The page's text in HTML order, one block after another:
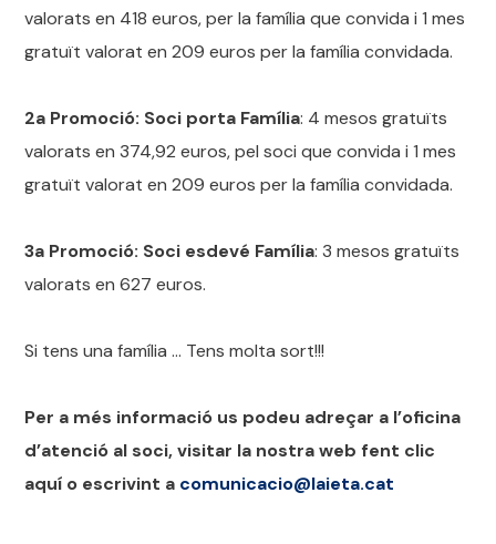
valorats en 418 euros, per la família que convida i 1 mes
gratuït valorat en 209 euros per la família convidada.
2a Promoció: Soci porta Família: 4 mesos gratuïts
valorats en 374,92 euros, pel soci que convida i 1 mes
gratuït valorat en 209 euros per la família convidada.
3a Promoció: Soci esdevé Família: 3 mesos gratuïts
valorats en 627 euros.
Si tens una família … Tens molta sort!!!
Per a més informació us podeu adreçar a l’oficina
d’atenció al soci, visitar la nostra web fent clic
aquí o escrivint a comunicacio@laieta.cat